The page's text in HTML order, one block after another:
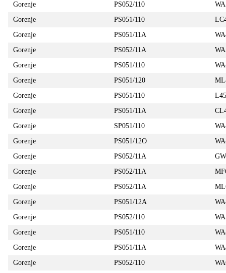
Gorenje PS052/110
Gorenje
PS051/110
Gorenje
PS051/11A
Gorenje
PS052/11A
Gorenje
PS051/110
Gorenje
PS051/120
Gorenje
PS051/110
Gorenje
PS051/11A
Gorenje
SP051/110
Gorenje
PS051/12O
Gorenje
PS052/11A
Gorenje
PS052/11A
Gorenje
PS052/11A
Gorenje
PS051/12A
Gorenje
PS052/110
Gorenje
PS051/110
Gorenje
PS051/11A
Gorenje
PS052/110